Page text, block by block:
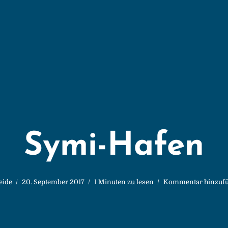
Symi-Hafen
20. September 2017 1 Minuten zu lesen Kommentar